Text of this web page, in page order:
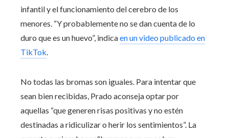
infantil y el funcionamiento del cerebro de los
menores. “Y probablemente no se dan cuenta de lo
duro que es un huevo”, indicaen un video publicado en
TikTok
No todas las bromas son iguales. Para intentar que
sean bien recibidas, Prado aconseja optar por
aquellas “que generen risas positivas y no estén
destinadas a ridiculizar o herir los sentimientos”. La